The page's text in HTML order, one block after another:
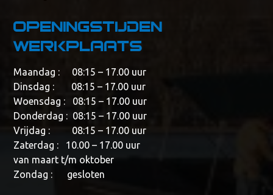
Openingstijden
werkplaats
Maandag : 08:15 – 17.00 uur
Dinsdag : 08:15 – 17.00 uur
Woensdag : 08:15 – 17.00 uur
Donderdag : 08:15 – 17.00 uur
Vrijdag : 08:15 – 17.00 uur
Zaterdag : 10.00 – 17.00 uur
van maart t/m oktober
Zondag : gesloten